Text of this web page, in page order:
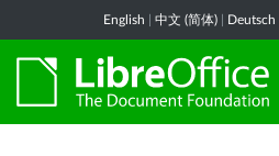
English 中文 (简体) Deutsch